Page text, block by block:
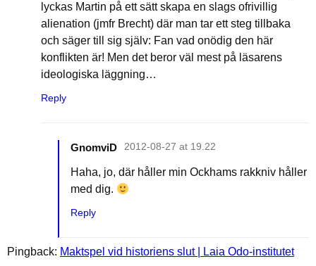
lyckas Martin på ett sätt skapa en slags ofrivillig
alienation (jmfr Brecht) där man tar ett steg tillbaka
och säger till sig själv: Fan vad onödig den här
konflikten är! Men det beror väl mest på läsarens
ideologiska läggning…
Reply
GnomviD 2012-08-27 at 19.22
Haha, jo, där håller min Ockhams rakkniv håller
med dig.
Reply
Pingback: Maktspel vid historiens slut | Laia Odo-institutet